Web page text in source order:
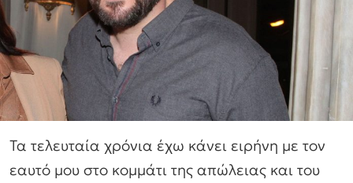
Τα τελευταία χρόνια έχω κάνει ειρήνη με τον
εαυτό μου στο κομμάτι της απώλειας και του